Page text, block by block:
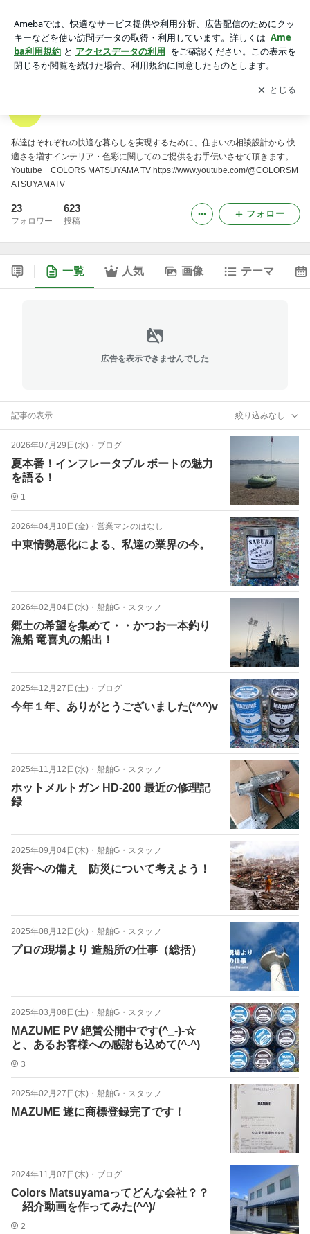
アプリをダウンロードして ブログの更新通知
を受け取りまし
ょう。
開く
私達はそれぞれの快適な暮らしを実現するために、住まいの相談設計から 快
適さを増すインテリア・色彩に関してのご提供をお手伝いさせて頂きます。
Youtube COLORS MATSUYAMA TV https://www.youtube.com/@COLORSM
ATSUYAMATV
23
フォロワー
623
投稿
フォロー
一覧 人気 画像 テーマ
広告を表示できませんでした
記事の表示 絞り込みなし
2026年07月29日(水) ・ ブログ
夏本番！インフレータブル ボートの魅力
を語る！
1
2026年04月10日(金) ・ 営業マンのはなし
中東情勢悪化による、私達の業界の今。
2026年02月04日(水) ・ 船舶G・スタッフ
郷土の希望を集めて・・かつお一本釣り
漁船 竜喜丸の船出！
2025年12月27日(土) ・ ブログ
今年１年、ありがとうございました(*^^)v
2025年11月12日(水) ・ 船舶G・スタッフ
ホットメルトガン HD-200 最近の修理記
録
2025年09月04日(木) ・ 船舶G・スタッフ
災害への備え 防災について考えよう！
2025年08月12日(火) ・ 船舶G・スタッフ
プロの現場より 造船所の仕事（総括）
2025年03月08日(土) ・ 船舶G・スタッフ
MAZUME PV 絶賛公開中です(^_-)-☆
と、あるお客様への感謝も込めて(^-^)
3
2025年02月27日(木) ・ 船舶G・スタッフ
MAZUME 遂に商標登録完了です！
2024年11月07日(木) ・ ブログ
Colors Matsuyamaってどんな会社？？
紹介動画を作ってみた(^^)/
2